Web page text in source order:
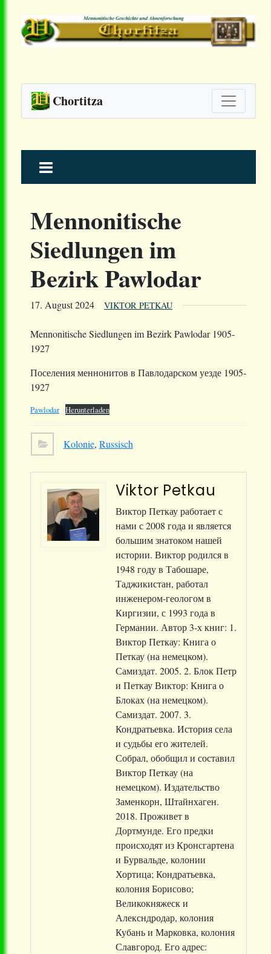
Chortitza
to
Mennonitische
Siedlungen im
Bezirk Pawlodar
17. August 2024 VIKTOR PETKAU
Mennonitische Siedlungen im Bezirk Pawlodar 1905-
1927
Поселения меннонитов в Павлодарском уезде 1905-
1927
Pawlodar Herunterladen
Kolonie, Russisch
Viktor Petkau
Виктор Петкау работает с
нами с 2008 года и является
большим знатоком нашей
истории. Виктор родился в
1948 году в Табошаре,
Таджикистан, работал
инженером-геологом в
Киргизии, с 1993 года в
Германии. Автор 3-х книг: 1.
Виктор Петкау: Книга о
Петкау (на немецком).
Самиздат. 2005. 2. Блок Петр
и Петкау Виктор: Книга о
Блоках (на немецком).
Самиздат. 2007. 3.
Кондратьевка. История села
и судьбы его жителей.
Собрал, обобщил и составил
Виктор Петкау (на
немецком). Издательство
Заменкорн, Штайнхаген.
2018. Проживет в
Дортмунде. Его предки
происходят из Кронсгартена
и Бурвальде, колонии
Хортица; Кондратьевка,
колония Борисово;
Великокняжеск и
Алексндродар, колония
Кубань и Марковка, колония
Славгород. Его адрес: